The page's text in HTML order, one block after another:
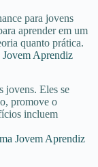
para jovens
aprender em um
quanto prática.
Jovem Aprendiz
jovens. Eles se
promove o
incluem
Jovem Aprendiz